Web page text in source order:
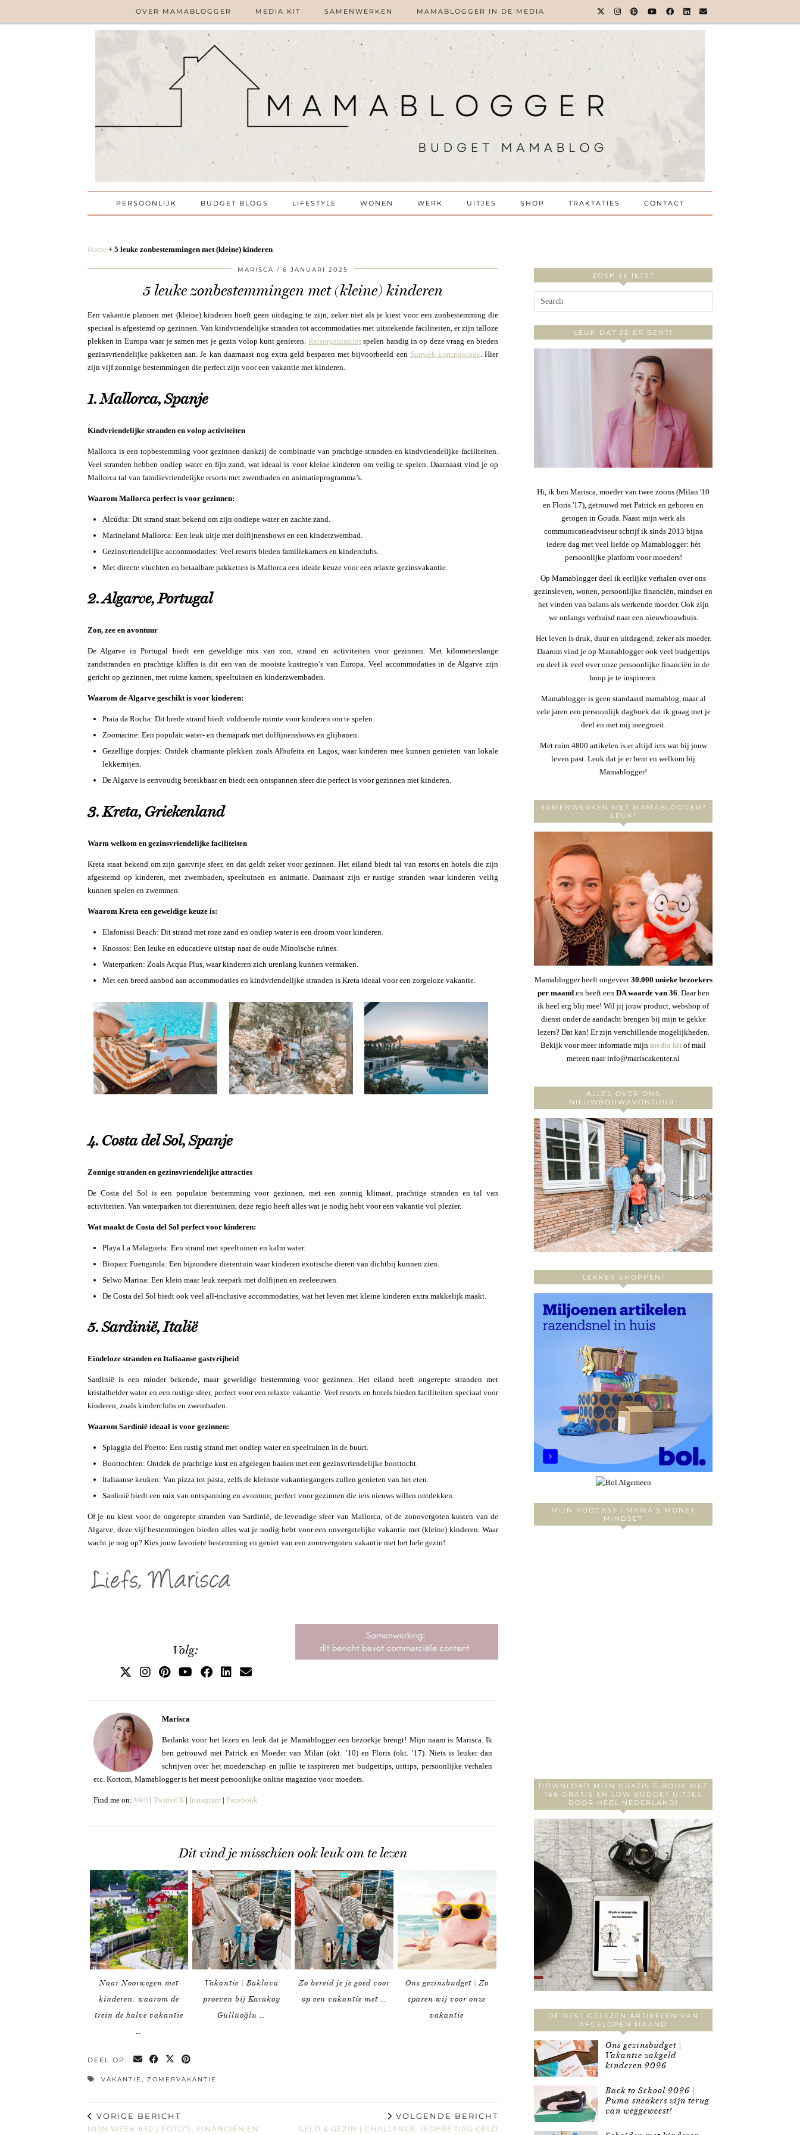
OVER MAMABLOGGER MEDIA KIT SAMENWERKEN MAMABLOGGER IN DE MEDIA
PERSOONLIJK BUDGET BLOGS LIFESTYLE WONEN WERK UITJES SHOP TRAKTATIES CONTACT
Home + 5 leuke zonbestemmingen met (kleine) kinderen
MARISCA 6 JANUARI 2025
5 leuke zonbestemmingen met (kleine) kinderen
Een vakantie plannen met (kleine) kinderen hoeft geen uitdaging te zijn, zeker niet als je kiest voor een zonbestemming die
speciaal is afgestemd op gezinnen. Van kindvriendelijke stranden tot accommodaties met uitstekende faciliteiten, er zijn talloze
plekken in Europa waar je samen met je gezin volop kunt genieten. Reisorganisatiesspelen handig in op deze vraag en bieden
gezinsvriendelijke pakketten aan. Je kan daarnaast nog extra geld besparen met bijvoorbeeld een Sunweb kortingscode. Hier
zijn vijf zonnige bestemmingen die perfect zijn voor een vakantie met kinderen.
1. Mallorca, Spanje
Kindvriendelijke stranden en volop activiteiten
Mallorca is een topbestemming voor gezinnen dankzij de combinatie van prachtige stranden en kindvriendelijke faciliteiten.
Veel stranden hebben ondiep water en fijn zand, wat ideaal is voor kleine kinderen om veilig te spelen. Daarnaast vind je op
Mallorca tal van familievriendelijke resorts met zwembaden en animatieprogramma’s.
Waarom Mallorca perfect is voor gezinnen:
Alcúdia: Dit strand staat bekend om zijn ondiepe water en zachte zand.
Marineland Mallorca: Een leuk uitje met dolfijnenshows en een kinderzwembad.
Gezinsvriendelijke accommodaties: Veel resorts bieden familiekamers en kinderclubs.
Met directe vluchten en betaalbare pakketten is Mallorca een ideale keuze voor een relaxte gezinsvakantie.
2. Algarve, Portugal
Zon, zee en avontuur
De Algarve in Portugal biedt een geweldige mix van zon, strand en activiteiten voor gezinnen. Met kilometerslange
zandstranden en prachtige kliffen is dit een van de mooiste kustregio’s van Europa. Veel accommodaties in de Algarve zijn
gericht op gezinnen, met ruime kamers, speeltuinen en kinderzwembaden.
Waarom de Algarve geschikt is voor kinderen:
Praia da Rocha: Dit brede strand biedt voldoende ruimte voor kinderen om te spelen.
Zoomarine: Een populair water- en themapark met dolfijnenshows en glijbanen.
Gezellige dorpjes: Ontdek charmante plekken zoals Albufeira en Lagos, waar kinderen mee kunnen genieten van lokale
lekkernijen.
De Algarve is eenvoudig bereikbaar en biedt een ontspannen sfeer die perfect is voor gezinnen met kinderen.
3. Kreta, Griekenland
Warm welkom en gezinsvriendelijke faciliteiten
Kreta staat bekend om zijn gastvrije sfeer, en dat geldt zeker voor gezinnen. Het eiland biedt tal van resorts en hotels die zijn
afgestemd op kinderen, met zwembaden, speeltuinen en animatie. Daarnaast zijn er rustige stranden waar kinderen veilig
kunnen spelen en zwemmen.
Waarom Kreta een geweldige keuze is:
Elafonissi Beach: Dit strand met roze zand en ondiep water is een droom voor kinderen.
Knossos: Een leuke en educatieve uitstap naar de oude Minoïsche ruïnes.
Waterparken: Zoals Acqua Plus, waar kinderen zich urenlang kunnen vermaken.
Met een breed aanbod aan accommodaties en kindvriendelijke stranden is Kreta ideaal voor een zorgeloze vakantie.
4. Costa del Sol, Spanje
Zonnige stranden en gezinsvriendelijke attracties
De Costa del Sol is een populaire bestemming voor gezinnen, met een zonnig klimaat, prachtige stranden en tal van
activiteiten. Van waterparken tot dierentuinen, deze regio heeft alles wat je nodig hebt voor een vakantie vol plezier.
Wat maakt de Costa del Sol perfect voor kinderen:
Playa La Malagueta: Een strand met speeltuinen en kalm water.
Bioparc Fuengirola: Een bijzondere dierentuin waar kinderen exotische dieren van dichtbij kunnen zien.
Selwo Marina: Een klein maar leuk zeepark met dolfijnen en zeeleeuwen.
De Costa del Sol biedt ook veel all-inclusive accommodaties, wat het leven met kleine kinderen extra makkelijk maakt.
5. Sardinië, Italië
Eindeloze stranden en Italiaanse gastvrijheid
Sardinië is een minder bekende, maar geweldige bestemming voor gezinnen. Het eiland heeft ongerepte stranden met
kristalhelder water en een rustige sfeer, perfect voor een relaxte vakantie. Veel resorts en hotels bieden faciliteiten speciaal voor
kinderen, zoals kinderclubs en zwembaden.
Waarom Sardinië ideaal is voor gezinnen:
Spiaggia del Poetto: Een rustig strand met ondiep water en speeltuinen in de buurt.
Boottochten: Ontdek de prachtige kust en afgelegen baaien met een gezinsvriendelijke boottocht.
Italiaanse keuken: Van pizza tot pasta, zelfs de kleinste vakantiegangers zullen genieten van het eten.
Sardinië biedt een mix van ontspanning en avontuur, perfect voor gezinnen die iets nieuws willen ontdekken.
Of je nu kiest voor de ongerepte stranden van Sardinië, de levendige sfeer van Mallorca, of de zonovergoten kusten van de
Algarve, deze vijf bestemmingen bieden alles wat je nodig hebt voor een onvergetelijke vakantie met (kleine) kinderen. Waar
wacht je nog op? Kies jouw favoriete bestemming en geniet van een zonovergoten vakantie met het hele gezin!
Volg:
Marisca
Bedankt voor het lezen en leuk dat je Mamablogger een bezoekje brengt! Mijn naam is Marisca. Ik
ben getrouwd met Patrick en Moeder van Milan (okt. ’10) en Floris (okt. ’17). Niets is leuker dan
schrijven over het moederschap en jullie te inspireren met budgettips, uittips, persoonlijke verhalen
etc. Kortom, Mamablogger is het meest persoonlijke online magazine voor moeders.
Find me on: Web | Twitter/X | Instagram | Facebook
Dit vind je misschien ook leuk om te lezen
Naar Noorwegen met
kinderen: waarom de
trein de halve vakantie
…
Vakantie | Baklava
proeven bij Karaköy
Güllüoğlu …
Zo bereid je je goed voor
op een vakantie met …
Ons gezinsbudget | Zo
sparen wij voor onze
vakantie
DEEL OP:
VAKANTIE , ZOMERVAKANTIE
VORIGE BERICHT
MIJN WEEK #30 | FOTO’S, FINANCIËN EN
VOLGENDE BERICHT
GELD & GEZIN | CHALLENGE: IEDERE DAG GELD
ZOEK JE IETS?
LEUK DAT JE ER BENT!
Hi, ik ben Marisca, moeder van twee zoons (Milan '10
en Floris '17), getrouwd met Patrick en geboren en
getogen in Gouda. Naast mijn werk als
communicatieadviseur schrijf ik sinds 2013 bijna
iedere dag met veel liefde op Mamablogger: hét
persoonlijke platform voor moeders!
Op Mamablogger deel ik eerlijke verhalen over ons
gezinsleven, wonen, persoonlijke financiën, mindset en
het vinden van balans als werkende moeder. Ook zijn
we onlangs verhuisd naar een nieuwbouwhuis.
Het leven is druk, duur en uitdagend, zeker als moeder.
Daarom vind je op Mamablogger ook veel budgettips
en deel ik veel over onze persoonlijke financiën in de
hoop je te inspireren.
Mamablogger is geen standaard mamablog, maar al
vele jaren een persoonlijk dagboek dat ik graag met je
deel en met mij meegroeit.
Met ruim 4800 artikelen is er altijd iets wat bij jouw
leven past. Leuk dat je er bent en welkom bij
Mamablogger!
SAMENWERKEN MET MAMABLOGGER?
LEUK!
Mamablogger heeft ongeveer30.000 unieke bezoekers
per maanden heeft een DA waarde van 36. Daar ben
ik heel erg blij mee! Wil jij jouw product, webshop of
dienst onder de aandacht brengen bij mijn te gekke
lezers? Dat kan! Er zijn verschillende mogelijkheden.
Bekijk voor meer informatie mijn media kit of mail
meteen naar info@mariscakenter.nl
ALLES OVER ONS
NIEUWBOUWAVONTUUR!
LEKKER SHOPPEN!
MIJN PODCAST | MAMA’S MONEY
MINDSET
DOWNLOAD MIJN GRATIS E-BOOK MET
168 GRATIS EN LOW BUDGET UITJES
DOOR HEEL NEDERLAND!
DE BEST GELEZEN ARTIKELEN VAN
AFGELOPEN MAAND
Ons gezinsbudget |
Vakantie zakgeld
kinderen 2026
Back to School 2026 |
Puma sneakers zijn terug
van weggeweest!